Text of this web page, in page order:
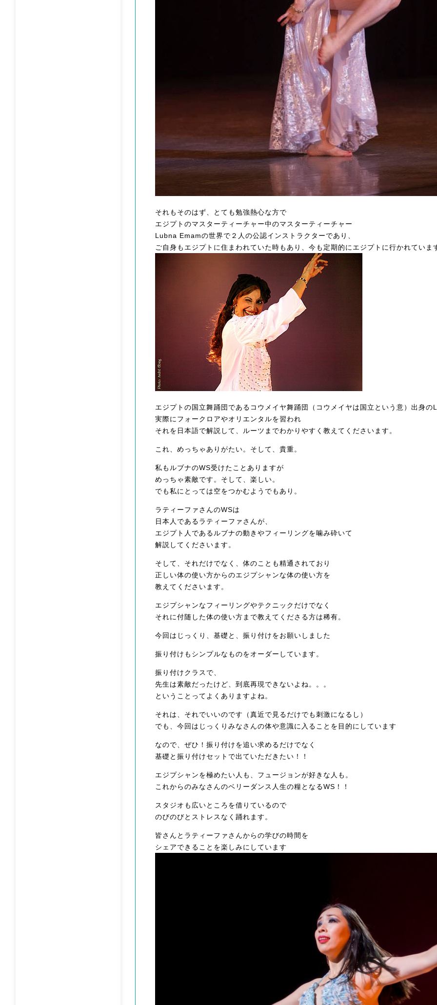
それもそのはず、とても勉強熱心な方で
エジプトのマスターティーチャー中のマスターティーチャー
Lubna Emamの世界で２人の公認インストラクターであり、
ご自身もエジプトに住まわれていた時もあり、今も定期的にエジプトに行かれてい
エジプトの国立舞踊団であるコウメイヤ舞踊団（コウメイヤは国立という意）出身の
実際にフォークロアやオリエンタルを習われ
それを日本語で解説して、ルーツまでわかりやすく教えてくださいます。
これ、めっちゃありがたい。そして、貴重。
私もルブナのWS受けたことありますが
めっちゃ素敵です。そして、楽しい。
でも私にとっては空をつかむようでもあり。
ラティーファさんのWSは
日本人であるラティーファさんが、
エジプト人であるルブナの動きやフィーリングを噛み砕いて
解説してくださいます。
そして、それだけでなく、体のことも精通されており
正しい体の使い方からのエジプシャンな体の使い方を
教えてくださいます。
エジプシャンなフィーリングやテクニックだけでなく
それに付随した体の使い方まで教えてくださる方は稀有。
今回はじっくり、基礎と、振り付けをお願いしました
振り付けもシンプルなものをオーダーしています。
振り付けクラスで、
先生は素敵だったけど、到底再現できないよね。。。
ということってよくありますよね。
それは、それでいいのです（真近で見るだけでも刺激になるし）
でも、今回はじっくりみなさんの体や意識に入ることを目的にしています
なので、ぜひ！振り付けを追い求めるだけでなく
基礎と振り付けセットで出ていただきたい！！
エジプシャンを極めたい人も、フュージョンが好きな人も。
これからのみなさんのベリーダンス人生の糧となるWS！！
スタジオも広いところを借りているので
のびのびとストレスなく踊れます。
皆さんとラティーファさんからの学びの時間を
シェアできることを楽しみにしています